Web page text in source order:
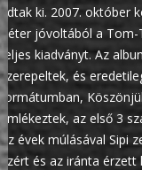
adtak ki. 2007. október
Péter jóvoltából a
teljes kiadványt. Az
szerepeltek, és
formátumban,
emlékeztek, az első 3
Az évek múlásával Sipi
Ezért és az iránta